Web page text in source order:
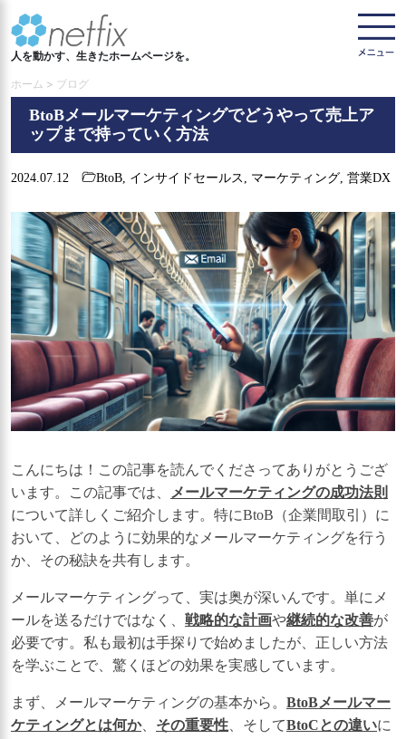
人を動かす、生きたホームページを。
ホーム > ブログ
BtoBメールマーケティングでどうやって売上ア
ップまで持っていく方法
2024.07.12 BtoB インサイドセールス マーケティング 営業DX
こんにちは！この記事を読んでくださってありがとうござ
います。この記事では、
メールマーケティングの成功法則
について詳しくご紹介します。特にBtoB（企業間取引）に
おいて、どのように効果的なメールマーケティングを行う
か、その秘訣を共有します。
メールマーケティングって、実は奥が深いんです。単にメ
ールを送るだけではなく、 戦略的な計画や継続的な改善が
必要です。私も最初は手探りで始めましたが、正しい方法
を学ぶことで、驚くほどの効果を実感しています。
まず、メールマーケティングの基本から。 BtoBメールマー
ケティングとは何か、 その重要性 、そしてBtoCとの違いに